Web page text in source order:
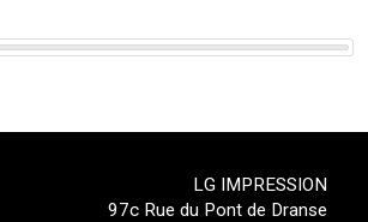
LG IMPRESSION
97c Rue du Pont de Dranse